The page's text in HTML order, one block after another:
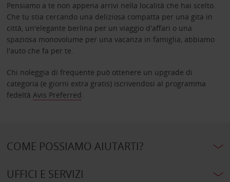
Pensiamo a te non appena arrivi nella località che hai scelto.
Che tu stia cercando una deliziosa compatta per una gita in
città, un'elegante berlina per un viaggio d'affari o una
spaziosa monovolume per una vacanza in famiglia, abbiamo
l'auto che fa per te.
Chi noleggia di frequente può ottenere un upgrade di
categoria (e giorni extra gratis) iscrivendosi al programma
fedeltà Avis Preferred.
COME POSSIAMO AIUTARTI?
UFFICI E SERVIZI